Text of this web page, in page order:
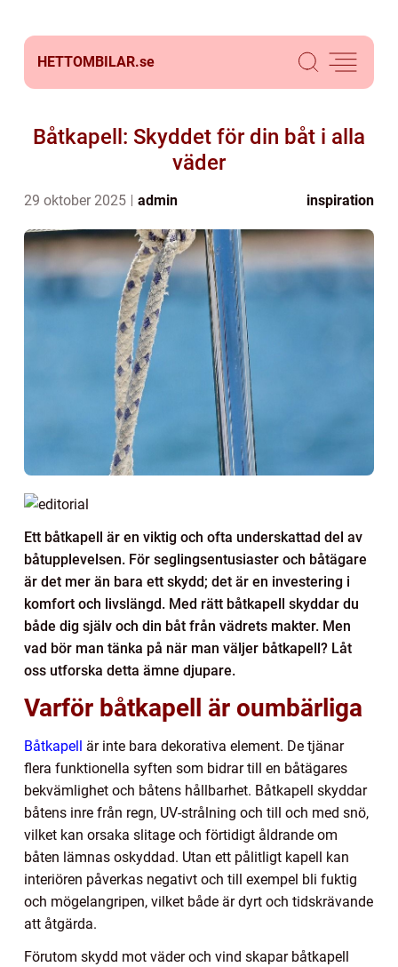
HETTOMBILAR.se
Båtkapell: Skyddet för din båt i alla
väder
29 oktober 2025 admin inspiration
Ett båtkapell är en viktig och ofta underskattad del av
båtupplevelsen. För seglingsentusiaster och båtägare
är det mer än bara ett skydd; det är en investering i
komfort och livslängd. Med rätt båtkapell skyddar du
både dig själv och din båt från vädrets makter. Men
vad bör man tänka på när man väljer båtkapell? Låt
oss utforska detta ämne djupare.
Varför båtkapell är oumbärliga
Båtkapell är inte bara dekorativa element. De tjänar
flera funktionella syften som bidrar till en båtägares
bekvämlighet och båtens hållbarhet. Båtkapell skyddar
båtens inre från regn, UV-strålning och till och med snö,
vilket kan orsaka slitage och förtidigt åldrande om
båten lämnas oskyddad. Utan ett pålitligt kapell kan
interiören påverkas negativt och till exempel bli fuktig
och mögelangripen, vilket både är dyrt och tidskrävande
att åtgärda.
Förutom skydd mot väder och vind skapar båtkapell